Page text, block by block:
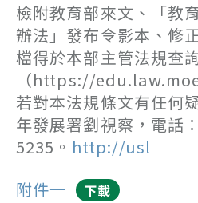
檢附教育部來文、「教
辦法」發布令影本、修
檔得於本部主管法規查
（https://
若對本法規條文有任何
年發展署劉視察，電話
5235。 http://usl
附件一
下載